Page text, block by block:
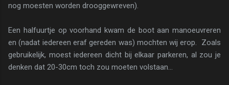
nog moesten worden drooggewreven).
Een halfuurtje op voorhand kwam de boot aan manoeuvreren
en (nadat iedereen eraf gereden was) mochten wij erop. Zoals
gebruikelijk, moest iedereen dicht bij elkaar parkeren, al zou je
denken dat 20-30cm toch zou moeten volstaan...